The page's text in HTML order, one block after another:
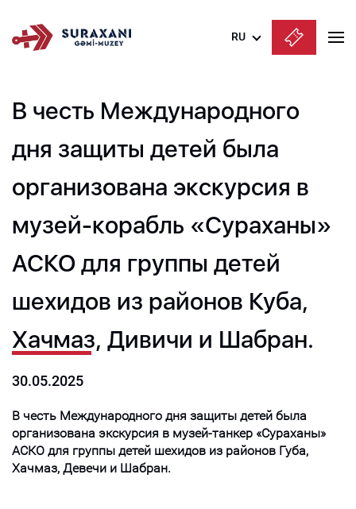
RU
English
В честь Международного
дня защиты детей была
организована экскурсия в
музей-корабль «Сураханы»
АСКО для группы детей
шехидов из районов Куба,
Хачмаз, Дивичи и Шабран.
30.05.2025
В честь Международного дня защиты детей была
организована экскурсия в музей-танкер «Сураханы»
АСКО для группы детей шехидов из районов Губа,
Хачмаз, Девечи и Шабран.